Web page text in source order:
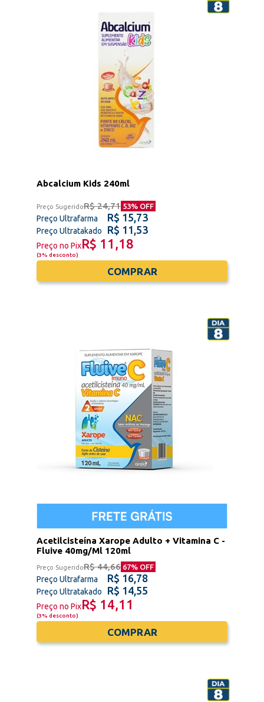
Abcalcium Kids 240ml
Preço SugeridoR$ 24,71 53% OFF
Preço Ultrafarma R$ 15,73
Preço Ultratakado R$ 11,53
Preço no PixR$ 11,18
(3% desconto)
COMPRAR
Acetilcisteína Xarope Adulto + Vitamina C -
Fluive 40mg/Ml 120ml
Preço SugeridoR$ 44,66 67% OFF
Preço Ultrafarma R$ 16,78
Preço Ultratakado R$ 14,55
Preço no PixR$ 14,11
(3% desconto)
COMPRAR